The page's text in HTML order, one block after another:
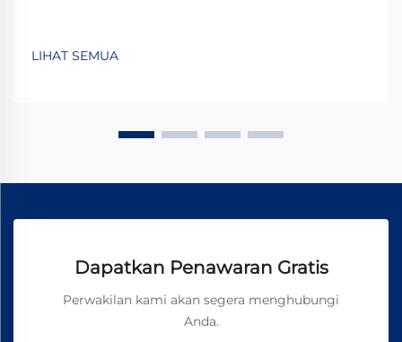
LIHAT SEMUA
Dapatkan Penawaran Gratis
Perwakilan kami akan segera menghubungi
Anda.